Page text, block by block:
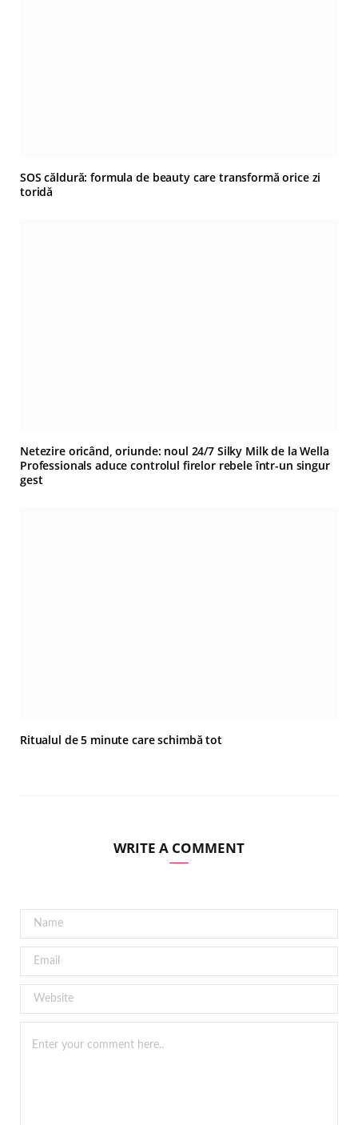
SOS căldură: formula de beauty care transformă orice zi
toridă
Netezire oricând, oriunde: noul 24/7 Silky Milk de la Wella
Professionals aduce controlul firelor rebele într-un singur
gest
Ritualul de 5 minute care schimbă tot
WRITE A COMMENT